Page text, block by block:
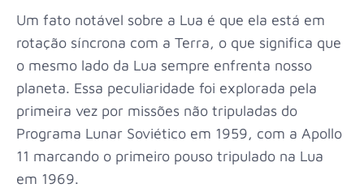
Um fato notável sobre a Lua é que ela está em
rotação síncrona com a Terra, o que significa que
o mesmo lado da Lua sempre enfrenta nosso
planeta. Essa peculiaridade foi explorada pela
primeira vez por missões não tripuladas do
Programa Lunar Soviético em 1959, com a Apollo
11 marcando o primeiro pouso tripulado na Lua
em 1969.